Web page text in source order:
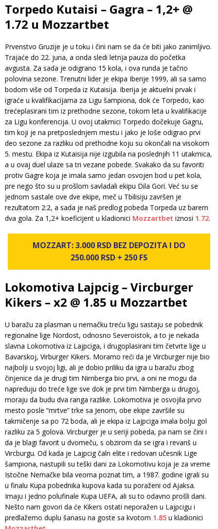
Torpedo Kutaisi – Gagra – 1,2+ @
1.72 u Mozzartbet
Prvenstvo Gruzije je u toku i čini nam se da će biti jako zanimljivo.
Trajaće do 22. juna, a onda sledi letnja pauza do početka
avgusta. Za sada je odigrano 15 kola, i ova runda je tačno
polovina sezone. Trenutni lider je ekipa Iberije 1999, ali sa samo
bodom više od Torpeda iz Kutaisija. Iberija je aktuelni prvak i
igraće u kvalifikacijama za Ligu šampiona, dok će Torpedo, kao
trećeplasirani tim iz prethodne sezone, tokom leta u kvalifikacije
za Ligu konferencija. U ovoj utakmici Torpedo dočekuje Gagru,
tim koji je na pretposlednjem mestu i jako je loše odigrao prvi
deo sezone za razliku od prethodne koju su okončali na visokom
5. mestu. Ekipa iz Kutaisija nije izgubila na poslednjih 11 utakmica,
a u ovaj duel ulaze sa tri vezane pobede. Svakako da su favoriti
protiv Gagre koja je imala samo jedan osvojen bod u pet kola,
pre nego što su u prošlom savladali ekipu Dila Gori. Već su se
jednom sastale ove dve ekipe, meč u Tbilisiju završen je
rezultatom 2:2, a sada je naš predlog pobeda Torpeda uz barem
dva gola. Za 1,2+ koeficijent u kladionici Mozzartbet iznosi 1.72.
MOZZART: 3.000 RSD BEZ DEPOZITA I DO
250.000 RSD + 250 FS
Lokomotiva Lajpcig – Vircburger
Kikers – x2 @ 1.85 u Mozzartbet
U baražu za plasman u nemačku treću ligu sastaju se pobednik
regionalne lige Nordost, odnosno Severoistok, a to je nekada
slavna Lokomotiva iz Lajpciga, i drugoplasirani tim četvrte lige u
Bavarskoj, Virburger Kikers. Moramo reći da je Vircburger nije bio
najbolji u svojoj ligi, ali je dobio priliku da igra u baražu zbog
činjenice da je drugi tim Nirnberga bio prvi, a oni ne mogu da
napreduju do treće lige sve dok je prvi tim Nirnberga u drugoj,
moraju da budu dva ranga razlike. Lokomotiva je osvojila prvo
mesto posle ”mrtve” trke sa Jenom, obe ekipe završile su
takmičenje sa po 72 boda, ali je ekipa iz Lajpciga imala bolju gol
razliku za 5 golova. Vircburger je u seriji pobeda, pa nam se čini i
da je blagi favorit u dvomeču, s obzirom da se igra i revanš u
Vircburgu. Od kada je Lajpcig čaln elite i redovan učesnik Lige
šampiona, nastupili su teški dani za Lokomotivu koja je za vreme
Istočne Nemačke bila veoma poznat tim, a 1987. godine igrali su
u finalu Kupa pobednika kupova kada su poraženi od Ajaksa.
Imaju i jedno polufinale Kupa UEFA, ali su to odavno prošli dani.
Nešto nam govori da će Kikers ostati neporažen u Lajpcigu i
predlažemo duplu šanasu na goste sa kvotom 1.85 u kladionici